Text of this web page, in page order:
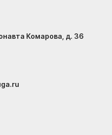
Комарова, д. 36